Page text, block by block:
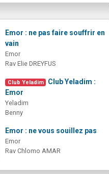
Emor : ne pas faire souffrir en
vain
Emor
Rav Elie DREYFUS
Club Yeladim
Club Yeladim :
Emor
Yeladim
Benny
Emor : ne vous souillez pas
Emor
Rav Chlomo AMAR